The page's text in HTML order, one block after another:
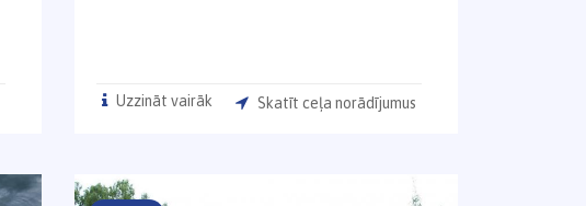
Uzzināt vairāk Skatīt ceļa norādījumus